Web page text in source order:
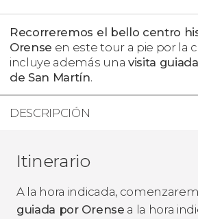
Recorreremos el bello centro
Orense en este tour a pie por la
incluye además una visita
de San Martín.
DESCRIPCIÓN
Itinerario
A la hora indicada,
guiada por Orense a la hora